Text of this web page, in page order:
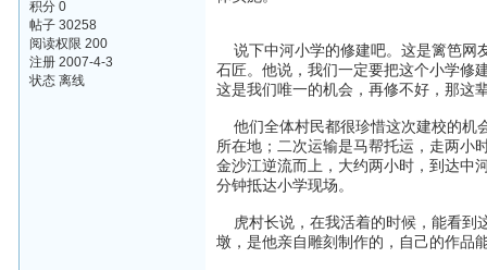
积分 0
帖子 30258
阅读权限 200
注册 2007-4-3
状态 离线
说下中河小学的修建吧。这是篱笆网
石匠。他说，我们一定要把这个小学修
这是我们唯一的机会，再修不好，那这
他们全体村民都很珍惜这次建校的机
所在地；二次运输是马帮托运，走两小
金沙江逆流而上，大约两小时，到达中
分钟抵达小学现场。
虎村长说，在我活着的时候，能看到
墩，是他亲自雕刻制作的，自己的作品